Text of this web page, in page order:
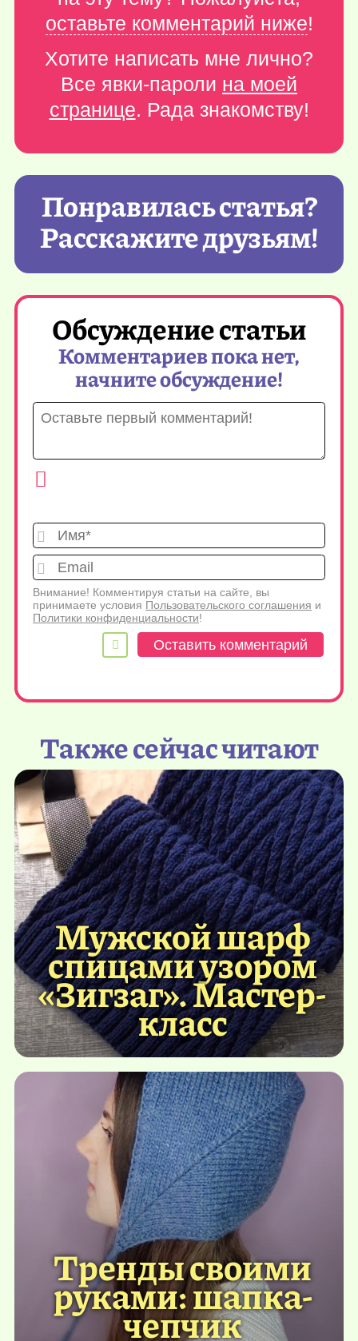
оставьте комментарий ниже!
Хотите написать мне лично?
Все явки-пароли на моей
странице. Рада знакомству!
Понравилась статья?
Расскажите друзьям!
Обсуждение статьи
Комментариев пока нет,
начните обсуждение!
Имя*
Внимание! Комментируя статьи на сайте, вы
принимаете условия Пользовательского соглашения и
Политики конфиденциальности!
Также сейчас читают
Мужской шарф
спицами узором
«Зигзаг». Мастер-
класс
Тренды своими
руками: шапка-
чепчик